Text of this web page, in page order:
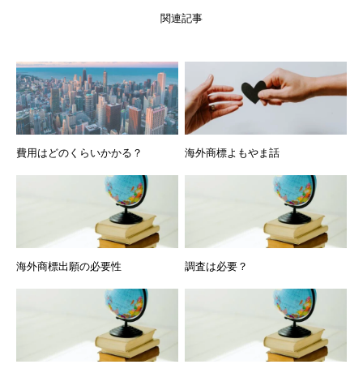
関連記事
費用はどのくらいかかる？ 海外商標よもやま話
海外商標出願の必要性 調査は必要？